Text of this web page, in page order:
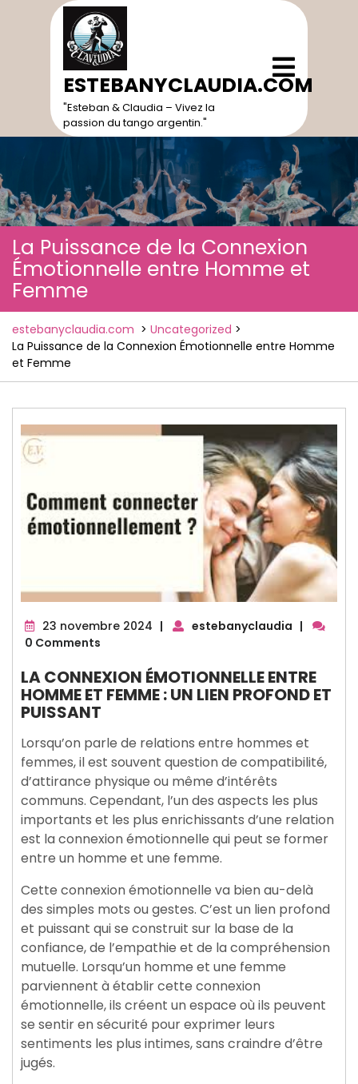
ESTEBANYCLAUDIA.COM
"Esteban & Claudia – Vivez la
passion du tango argentin."
Open
Menu
La Puissance de la Connexion
Émotionnelle entre Homme et
Femme
estebanyclaudia.com > Uncategorized >
La Puissance de la Connexion Émotionnelle entre Homme
et Femme
23 novembre 2024 23
| estebanyclaudia |
0 Comments
LA CONNEXION ÉMOTIONNELLE ENTRE
HOMME ET FEMME : UN LIEN PROFOND ET
PUISSANT
Lorsqu’on parle de relations entre hommes et
femmes, il est souvent question de compatibilité,
d’attirance physique ou même d’intérêts
communs. Cependant, l’un des aspects les plus
importants et les plus enrichissants d’une relation
est la connexion émotionnelle qui peut se former
entre un homme et une femme.
Cette connexion émotionnelle va bien au-delà
des simples mots ou gestes. C’est un lien profond
et puissant qui se construit sur la base de la
confiance, de l’empathie et de la compréhension
mutuelle. Lorsqu’un homme et une femme
parviennent à établir cette connexion
émotionnelle, ils créent un espace où ils peuvent
se sentir en sécurité pour exprimer leurs
sentiments les plus intimes, sans craindre d’être
jugés.